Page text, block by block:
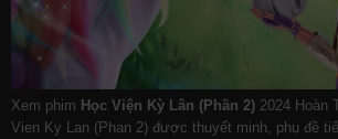
Xem phim Học Viện Kỳ Lân (Phần 2) 2024 Hoàn
Vien Ky Lan (Phan 2) được thuyết minh, phụ đề